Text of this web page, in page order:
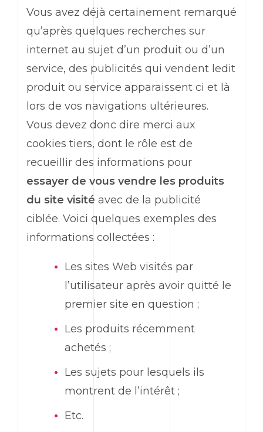
Vous avez déjà certainement remarqué
qu’après quelques recherches sur
internet au sujet d’un produit ou d’un
service, des publicités qui vendent ledit
produit ou service apparaissent ci et là
lors de vos navigations ultérieures.
Vous devez donc dire merci aux
cookies tiers, dont le rôle est de
recueillir des informations pour
essayer de vous vendre les produits
du site visité avec de la publicité
ciblée. Voici quelques exemples des
informations collectées :
Les sites Web visités par
l’utilisateur après avoir quitté le
premier site en question ;
Les produits récemment
achetés ;
Les sujets pour lesquels ils
montrent de l’intérêt ;
Etc.